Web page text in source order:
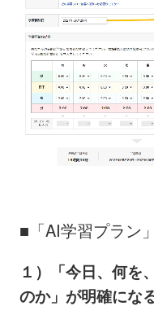
■「AI学習プラン
１）「今日、何を
のか」が明確にな